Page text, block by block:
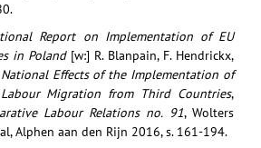
Report on Implementation of EU
in Poland[w:] R. Blanpain, F. Hendrickx,
National Effects of the Implementation of
Migration from Third Countries,
Labour Relations no. 91, Wolters
Alphen aan den Rijn 2016, s. 161-194.